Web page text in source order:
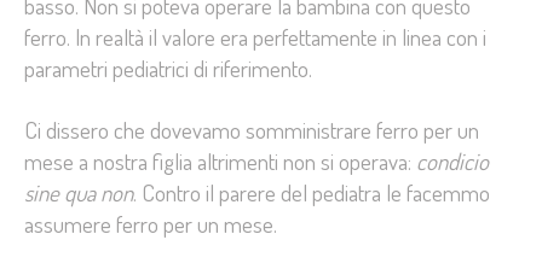
ferro. In realtà il valore era perfettamente in linea con i
parametri pediatrici di riferimento.
Ci dissero che dovevamo somministrare ferro per un
mese a nostra figlia altrimenti non si operava: condicio
sine qua non. Contro il parere del pediatra le facemmo
assumere ferro per un mese.